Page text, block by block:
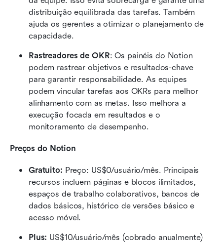
distribuição equilibrada das tarefas. Também
ajuda os gerentes a otimizar o planejamento de
capacidade.
Rastreadores de OKR: Os painéis do Notion
podem rastrear objetivos e resultados-chave
para garantir responsabilidade. As equipes
podem vincular tarefas aos OKRs para melhor
alinhamento com as metas. Isso melhora a
execução focada em resultados e o
monitoramento de desempenho.
Preços do Notion
Gratuito: Preço: US$0/usuário/mês. Principais
recursos incluem páginas e blocos ilimitados,
espaços de trabalho colaborativos, bancos de
dados básicos, histórico de versões básico e
acesso móvel.
Plus: US$10/usuário/mês (cobrado anualmente)